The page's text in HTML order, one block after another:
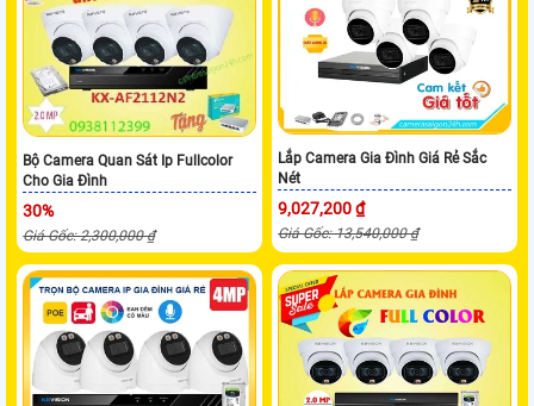
Bộ Camera Quan Sát Ip Fullcolor
Cho Gia Đình
30%
Giá Gốc: 2,300,000 ₫
Lắp Camera Gia Đình Giá Rẻ Sắc
Nét
9,027,200 ₫
Giá Gốc: 13,540,000 ₫